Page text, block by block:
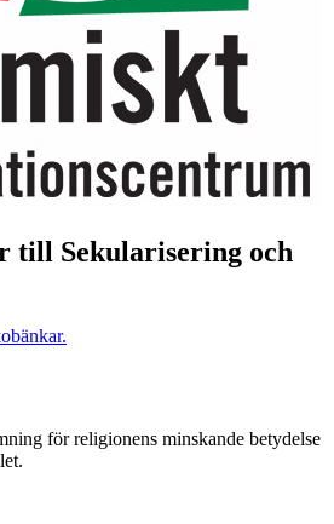
till Sekularisering och
för religionens minskande betydelse